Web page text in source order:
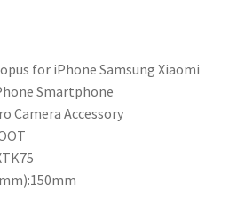
for iPhone Samsung Xiaomi
Smartphone
Camera Accessory
150mm